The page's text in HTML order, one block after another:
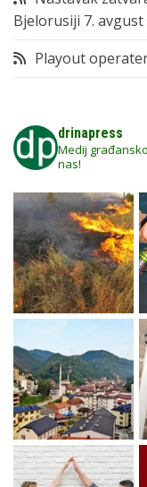
Bjelorusiji 7. avgust
Playout
drinapress
Medij
nas!